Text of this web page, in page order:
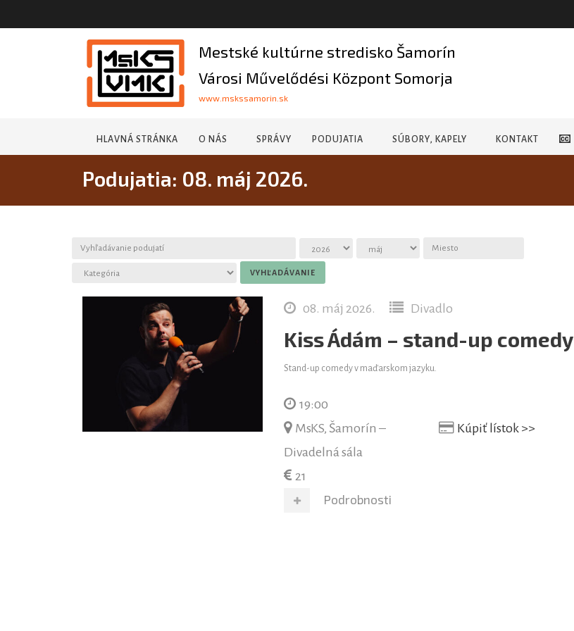
Mestské kultúrne stredisko Šamorín
Városi Művelődési Központ Somorja
www.mskssamorin.sk
HLAVNÁ STRÁNKA O NÁS SPRÁVY PODUJATIA SÚBORY, KAPELY KONTAKT
Podujatia: 08. máj 2026.
08. máj 2026. Divadlo
Kiss Ádám – stand-up comedy
Stand-up comedy v maďarskom jazyku.
19:00
MsKS, Šamorín –
Divadelná sála
21
Kúpiť lístok >>
Podrobnosti